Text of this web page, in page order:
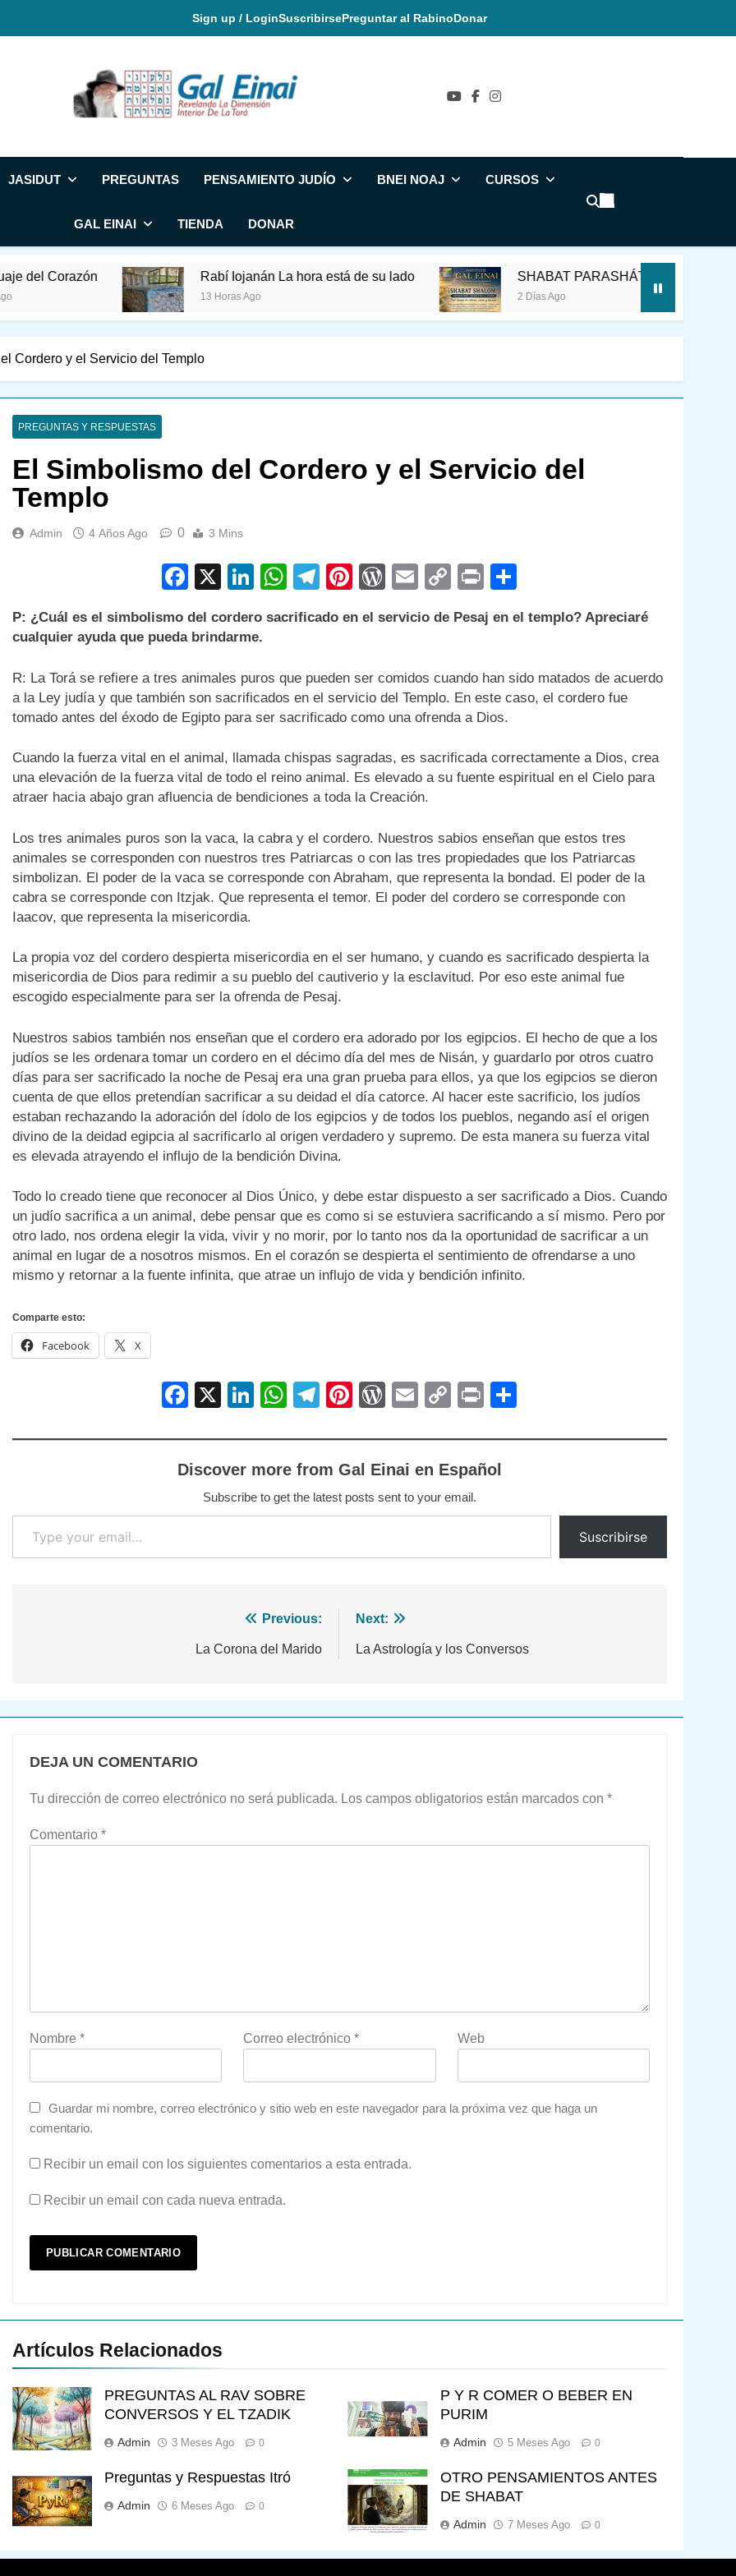
Sign up / LoginSuscribirsePreguntar al RabinoDonar
Gal Einai En Español
JASIDUT PREGUNTAS PENSAMIENTO JUDÍO BNEI NOAJ CURSOS
GAL EINAI TIENDA DONAR
Rabí Iojanán La hora está de su lado
13 Horas Ago
SHABAT PARASHÁT REÉ – EN EL UMBRAL
2 Días Ago
Cordero y el Servicio del Templo
PREGUNTAS Y RESPUESTAS
El Simbolismo del Cordero y el Servicio del
Templo
Admin 4 Años Ago 0 3 Mins
Facebook
X LinkedIn
WhatsApp
Telegram
Pinterest
WordPress
EmailCopyPrint
P: ¿Cuál es el simbolismo del cordero sacrificado en el servicio de Pesaj en el templo? Apreciaré
cualquier ayuda que pueda brindarme.
R: La Torá se refiere a tres animales puros que pueden ser comidos cuando han sido matados de acuerdo
a la Ley judía y que también son sacrificados en el servicio del Templo. En este caso, el cordero fue
tomado antes del éxodo de Egipto para ser sacrificado como una ofrenda a Dios.
Cuando la fuerza vital en el animal, llamada chispas sagradas, es sacrificada correctamente a Dios, crea
una elevación de la fuerza vital de todo el reino animal. Es elevado a su fuente espiritual en el Cielo para
atraer hacia abajo gran afluencia de bendiciones a toda la Creación.
Los tres animales puros son la vaca, la cabra y el cordero. Nuestros sabios enseñan que estos tres
animales se corresponden con nuestros tres Patriarcas o con las tres propiedades que los Patriarcas
simbolizan. El poder de la vaca se corresponde con Abraham, que representa la bondad. El poder de la
cabra se corresponde con Itzjak. Que representa el temor. El poder del cordero se corresponde con
Iaacov, que representa la misericordia.
La propia voz del cordero despierta misericordia en el ser humano, y cuando es sacrificado despierta la
misericordia de Dios para redimir a su pueblo del cautiverio y la esclavitud. Por eso este animal fue
escogido especialmente para ser la ofrenda de Pesaj.
Nuestros sabios también nos enseñan que el cordero era adorado por los egipcios. El hecho de que a los
judíos se les ordenara tomar un cordero en el décimo día del mes de Nisán, y guardarlo por otros cuatro
días para ser sacrificado la noche de Pesaj era una gran prueba para ellos, ya que los egipcios se dieron
cuenta de que ellos pretendían sacrificar a su deidad el día catorce. Al hacer este sacrificio, los judíos
estaban rechazando la adoración del ídolo de los egipcios y de todos los pueblos, negando así el origen
divino de la deidad egipcia al sacrificarlo al origen verdadero y supremo. De esta manera su fuerza vital
es elevada atrayendo el influjo de la bendición Divina.
Todo lo creado tiene que reconocer al Dios Único, y debe estar dispuesto a ser sacrificado a Dios. Cuando
un judío sacrifica a un animal, debe pensar que es como si se estuviera sacrificando a sí mismo. Pero por
otro lado, nos ordena elegir la vida, vivir y no morir, por lo tanto nos da la oportunidad de sacrificar a un
animal en lugar de a nosotros mismos. En el corazón se despierta el sentimiento de ofrendarse a uno
mismo y retornar a la fuente infinita, que atrae un influjo de vida y bendición infinito.
Comparte esto:
Facebook X
Facebook
X LinkedIn
WhatsApp
Telegram
Pinterest
WordPress
EmailCopy
Print
Discover more from Gal Einai en Español
Subscribe to get the latest posts sent to your email.
Type your email…
Suscribirse
Previous:
La Corona del Marido
Next:
La Astrología y los Conversos
DEJA UN COMENTARIO
Tu dirección de correo electrónico no será publicada. Los campos obligatorios están marcados con *
Comentario *
Nombre * Correo electrónico* Web
Guardar mi nombre, correo electrónico y sitio web en este navegador para la próxima vez que haga un
comentario.
Recibir un email con los siguientes comentarios a esta entrada.
Recibir un email con cada nueva entrada.
Artículos Relacionados
PREGUNTAS AL RAV SOBRE
CONVERSOS Y EL TZADIK
Admin 3 Meses Ago 0
P Y R COMER O BEBER EN
PURIM
Admin 5 Meses Ago 0
Preguntas y Respuestas Itró
Admin 6 Meses Ago 0
OTRO PENSAMIENTOS ANTES
DE SHABAT
Admin 7 Meses Ago 0